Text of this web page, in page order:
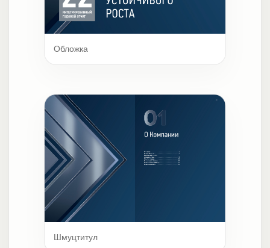
Обложка
Шмуцтитул